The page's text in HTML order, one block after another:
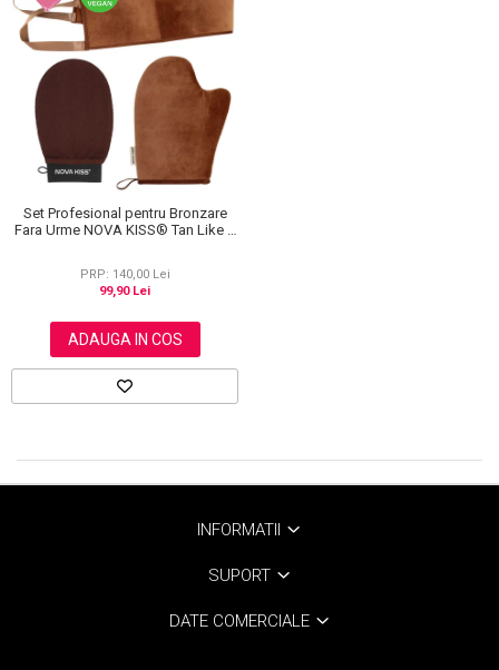
Set Profesional pentru Bronzare
Fara Urme NOVA KISS® Tan Like a
Spate
PRP: 140,00 Lei
99,90 Lei
ADAUGA IN COS
INFORMATII
SUPORT
DATE COMERCIALE